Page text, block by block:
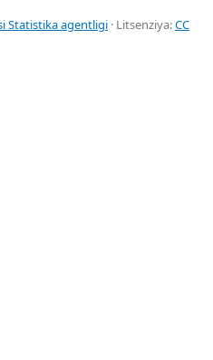
Statistika agentligi · Litsenziya:CC